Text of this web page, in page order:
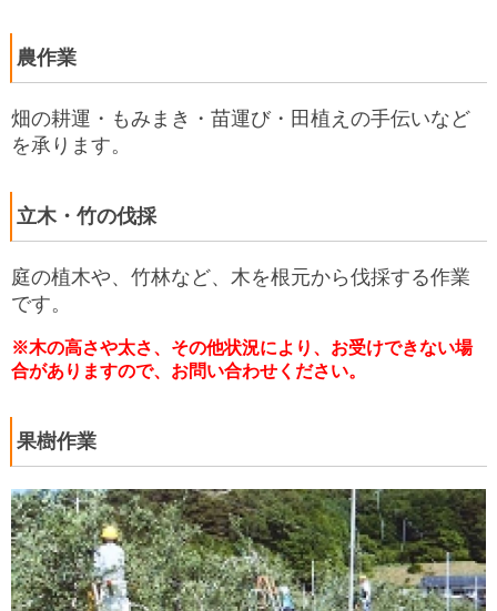
農作業
畑の耕運・もみまき・苗運び・田植えの手伝いなど
を承ります。
立木・竹の伐採
庭の植木や、竹林など、木を根元から伐採する作業
です。
※木の高さや太さ、その他状況により、お受けできない場
合がありますので、お問い合わせください。
果樹作業